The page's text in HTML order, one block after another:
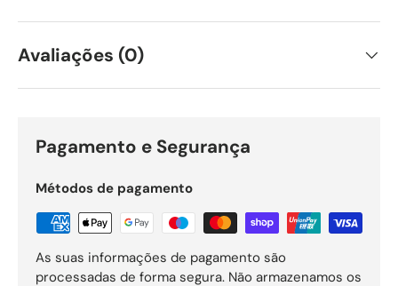
Avaliações (0)
Pagamento e Segurança
Métodos de pagamento
As suas informações de pagamento são
processadas de forma segura. Não armazenamos os